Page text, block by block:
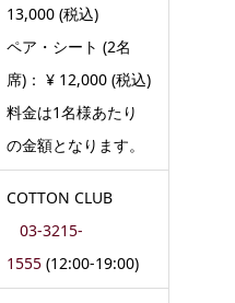
13,000 (税込)
ペア・シート (2名
席)： ¥ 12,000 (税込)
料金は1名様あたり
の金額となります。
COTTON CLUB
03-3215-
1555 (12:00-19:00)